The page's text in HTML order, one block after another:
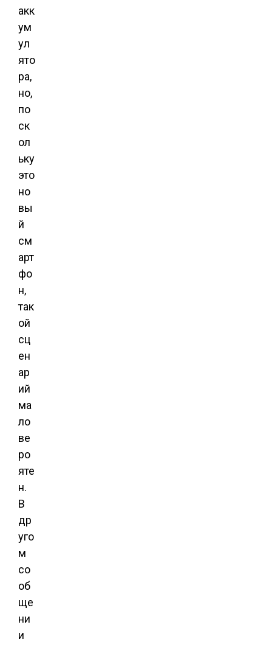
акк
ум
ул
ято
ра,
но,
по
ск
ол
ьку
это
но
вы
й
см
арт
фо
н,
так
ой
сц
ен
ар
ий
ма
ло
ве
ро
яте
н.
В
др
уго
м
со
об
ще
ни
и